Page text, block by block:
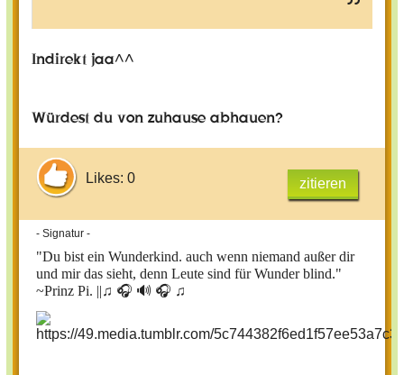
Indirekt jaa^^
Würdest du von zuhause abhauen?
Likes: 0 zitieren
- Signatur -
"Du bist ein Wunderkind. auch wenn niemand außer dir
und mir das sieht, denn Leute sind für Wunder blind."
~Prinz Pi. ||♫ 🎧 🔊 🎧 ♫